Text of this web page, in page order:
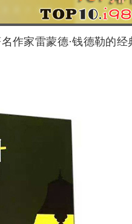
作家雷蒙德·钱德勒的经